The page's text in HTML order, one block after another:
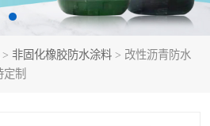
> 非固化橡胶防水涂料 > 改性沥青防水
制